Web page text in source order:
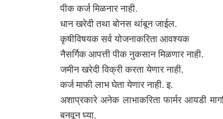
पीक कर्ज मिळनार नाही.
धान खरेदी तथा बोनस थांबून जाईल.
कृषीविषयक सर्व योजनाकरिता आवश्यक
नैसर्गिक आपत्ती पीक नुकसान मिळणार नाही.
जमीन खरेदी विक्री करता येणार नाही.
कर्ज माफी लाभ घेता येणार नाही. इ.
अशाप्रकारे अनेक लाभाकरिता फार्मर आयडी
बनवून घ्या.